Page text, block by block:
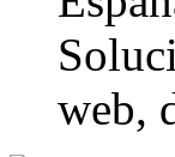
web,